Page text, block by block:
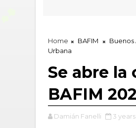
Home BAFIM Buenos
Urbana
Se abre
BAFIM
Damián Fanelli 3